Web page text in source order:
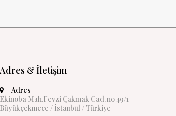
Adres & İletişim
Adres
Ekinoba Mah.Fevzi Çakmak Cad. no 49/1
Büyükçekmece / İstanbul / Türkiye